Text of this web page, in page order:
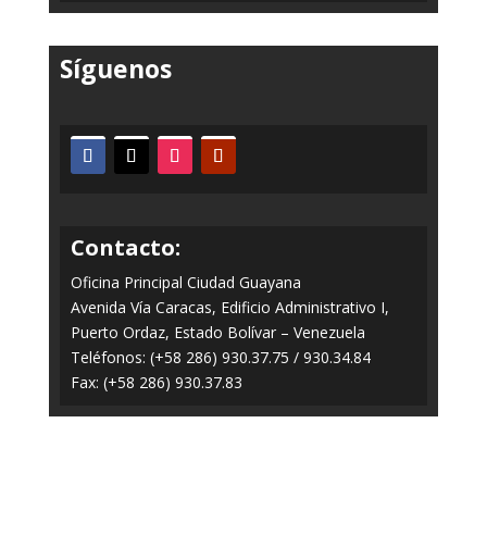
Síguenos
Contacto:
Oficina Principal Ciudad Guayana
Avenida Vía Caracas, Edificio Administrativo I,
Puerto Ordaz, Estado Bolívar – Venezuela
Teléfonos: (+58 286) 930.37.75 / 930.34.84
Fax: (+58 286) 930.37.83